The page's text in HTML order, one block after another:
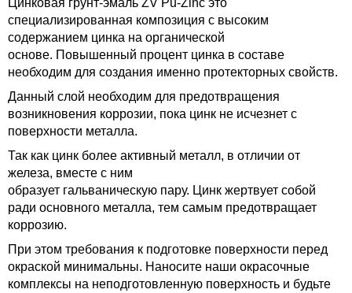
специализированная композиция с высоким
содержанием цинка на органической
основе. Повышенный процент цинка в составе
необходим для создания именно протекторных свойств.
Данный слой необходим для предотвращения
возникновения коррозии, пока цинк не исчезнет с
поверхности металла.
Так как цинк более активный металл, в отличии от
железа, вместе с ним
образует гальваническую пару. Цинк жертвует собой
ради основного металла, тем самым предотвращает
коррозию.
При этом требования к подготовке поверхности перед
окраской минимальны. Наносите наши окрасочные
комплексы на неподготовленную поверхность и будьте